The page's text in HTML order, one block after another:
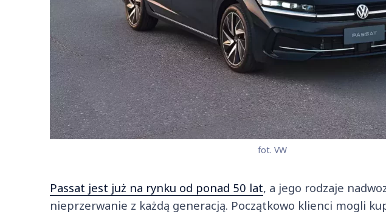
fot. VW
Passat jest już na rynku od ponad 50 lat, a jego rodzaje
nieprzerwanie z każdą generacją. Początkowo klienci mogli